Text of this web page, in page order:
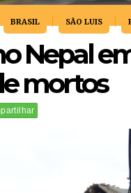
BRASIL SÃO LUIS
Nepal
mortos